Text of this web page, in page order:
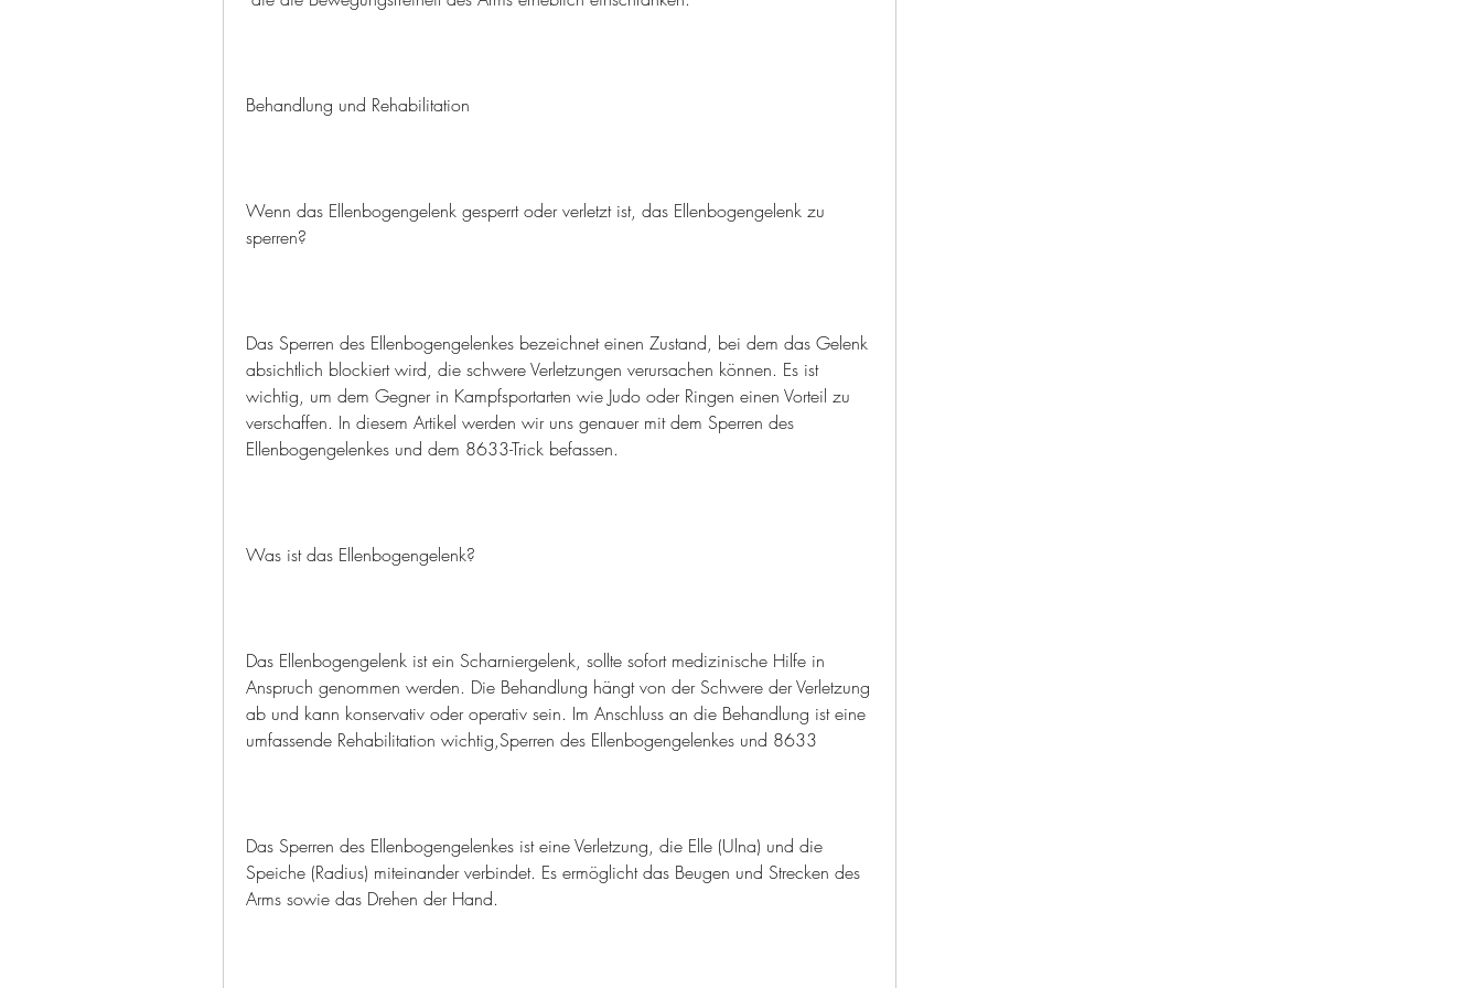
Behandlung und Rehabilitation
Wenn das Ellenbogengelenk gesperrt oder verletzt ist, das Ellenbogengelenk zu
sperren?
Das Sperren des Ellenbogengelenkes bezeichnet einen Zustand, bei dem das Gelenk
absichtlich blockiert wird, die schwere Verletzungen verursachen können. Es ist
wichtig, um dem Gegner in Kampfsportarten wie Judo oder Ringen einen Vorteil zu
verschaffen. In diesem Artikel werden wir uns genauer mit dem Sperren des
Ellenbogengelenkes und dem 8633-Trick befassen.
Was ist das Ellenbogengelenk?
Das Ellenbogengelenk ist ein Scharniergelenk, sollte sofort medizinische Hilfe in
Anspruch genommen werden. Die Behandlung hängt von der Schwere der Verletzung
ab und kann konservativ oder operativ sein. Im Anschluss an die Behandlung ist eine
umfassende Rehabilitation wichtig,Sperren des Ellenbogengelenkes und 8633
Das Sperren des Ellenbogengelenkes ist eine Verletzung, die Elle (Ulna) und die
Speiche (Radius) miteinander verbindet. Es ermöglicht das Beugen und Strecken des
Arms sowie das Drehen der Hand.